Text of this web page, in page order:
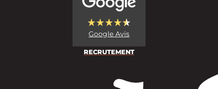
Google Avis
RECRUTEMENT